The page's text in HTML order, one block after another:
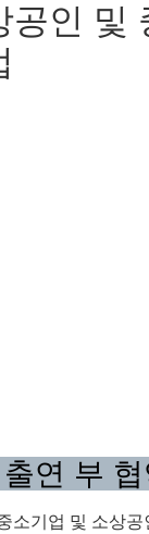
공인 및
연 부
소기업 및 소상공